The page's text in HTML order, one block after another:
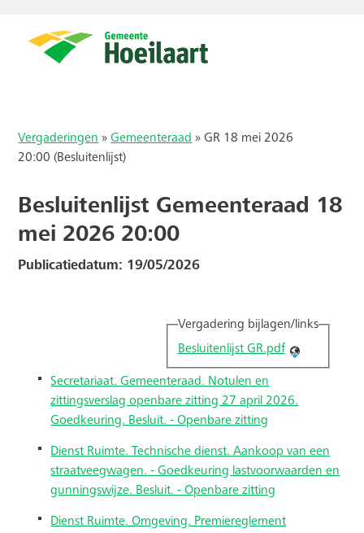
Vergaderingen »Gemeenteraad »GR 18 mei 2026
20:00 (Besluitenlijst)
Besluitenlijst Gemeenteraad 18
mei 2026 20:00
Publicatiedatum: 19/05/2026
Vergadering bijlagen/links
Besluitenlijst GR.pdf
Secretariaat. Gemeenteraad. Notulen en
zittingsverslag openbare zitting 27 april 2026.
Goedkeuring. Besluit. - Openbare zitting
Dienst Ruimte. Technische dienst. Aankoop van een
straatveegwagen. - Goedkeuring lastvoorwaarden en
gunningswijze. Besluit. - Openbare zitting
Dienst Ruimte. Omgeving. Premiereglement